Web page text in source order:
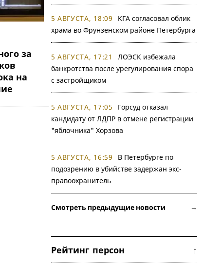
за
на
5 АВГУСТА, 18:09
КГА согласовал облик
храма во Фрунзенском районе Петербурга
5 АВГУСТА, 17:21
ЛОЭСК избежала
банкротства после урегулирования спора
с застройщиком
5 АВГУСТА, 17:05
Горсуд отказал
кандидату от ЛДПР в отмене регистрации
"яблочника" Хорзова
5 АВГУСТА, 16:59
В Петербурге по
подозрению в убийстве задержан экс-
правоохранитель
Смотреть предыдущие новости →
Рейтинг персон ↑